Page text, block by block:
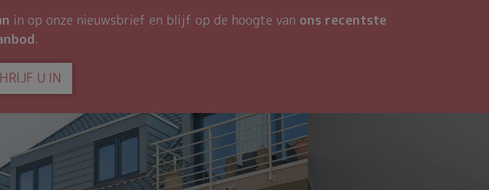
in op onze nieuwsbrief en blijf op de hoogte van ons recentste
.
U IN